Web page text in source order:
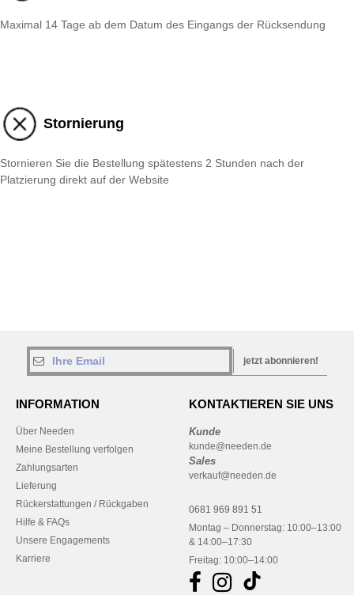
Maximal 14 Tage ab dem Datum des Eingangs der Rücksendung
Stornierung
Stornieren Sie die Bestellung spätestens 2 Stunden nach der
Platzierung direkt auf der Website
jetzt abonnieren!
INFORMATION
Über Needen
Meine Bestellung verfolgen
Zahlungsarten
Lieferung
Rückerstattungen / Rückgaben
Hilfe & FAQs
Unsere Engagements
Karriere
KONTAKTIEREN SIE UNS
Kunde
kunde@needen.de
Sales
verkauf@needen.de
0681 969 891 51
Montag – Donnerstag: 10:00–13:00
& 14:00–17:30
Freitag: 10:00–14:00